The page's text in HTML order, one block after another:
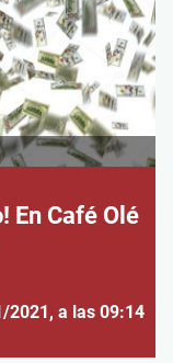
En Café Olé
2021, a las 09:14